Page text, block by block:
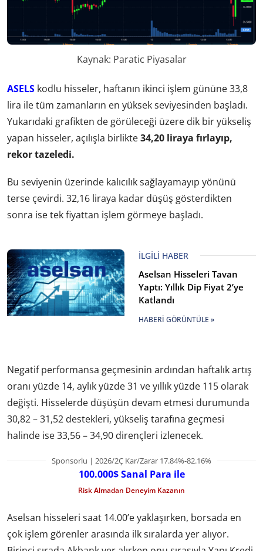
Kaynak: Paratic Piyasalar
ASELS kodlu hisseler, haftanın ikinci işlem gününe 33,8
lira ile tüm zamanların en yüksek seviyesinden başladı.
Yukarıdaki grafikten de görüleceği üzere dik bir yükseliş
yapan hisseler, açılışla birlikte34,20 liraya fırlayıp,
rekor tazeledi.
Bu seviyenin üzerinde kalıcılık sağlayamayıp yönünü
terse çevirdi. 32,16 liraya kadar düşüş gösterdikten
sonra ise tek fiyattan işlem görmeye başladı.
İLGILI HABER
Aselsan Hisseleri Tavan
Yaptı: Yıllık Dip Fiyat 2’ye
Katlandı
HABERI GÖRÜNTÜLE »
Negatif performansa geçmesinin ardından haftalık artış
oranı yüzde 14, aylık yüzde 31 ve yıllık yüzde 115 olarak
değişti. Hisselerde düşüşün devam etmesi durumunda
30,82 – 31,52 destekleri, yükseliş tarafına geçmesi
halinde ise 33,56 – 34,90 dirençleri izlenecek.
Sponsorlu | 2026/2Ç Kar/Zarar 17.84%-82.16%
100.000$ Sanal Para ile
Risk Almadan Deneyim Kazanın
Aselsan hisseleri saat 14.00’e yaklaşırken, borsada en
çok işlem görenler arasında ilk sıralarda yer alıyor.